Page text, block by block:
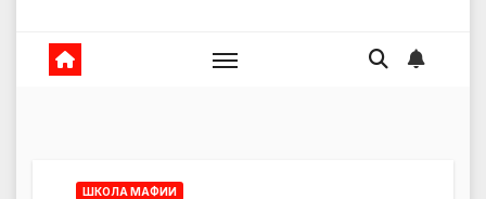
ШКОЛА МАФИИ